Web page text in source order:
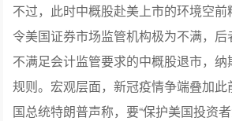
不过，此时中概股赴美上市的环境空前
令美国证券市场监管机构极为不满，
不满足会计监管要求的中概股退市，
规则。宏观层面，新冠疫情争端叠加
国总统特朗普声称，要“保护美国投资